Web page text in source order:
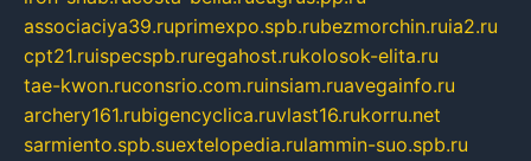
associaciya39.ruprimexpo.spb.rubezmorchin.ruia2.ru
cpt21.ruispecspb.ruregahost.rukolosok-elita.ru
tae-kwon.ruconsrio.com.ruinsiam.ruavegainfo.ru
archery161.rubigencyclica.ruvlast16.rukorru.net
sarmiento.spb.suextelopedia.rulammin-suo.spb.ru